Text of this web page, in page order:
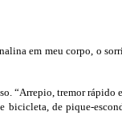
em meu corpo, o
“Arrepio, tremor
de pique-